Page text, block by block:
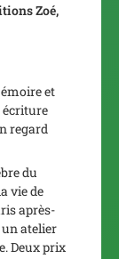
Zoé,
et
écriture
regard
du
vie de
après-
atelier
Deux prix